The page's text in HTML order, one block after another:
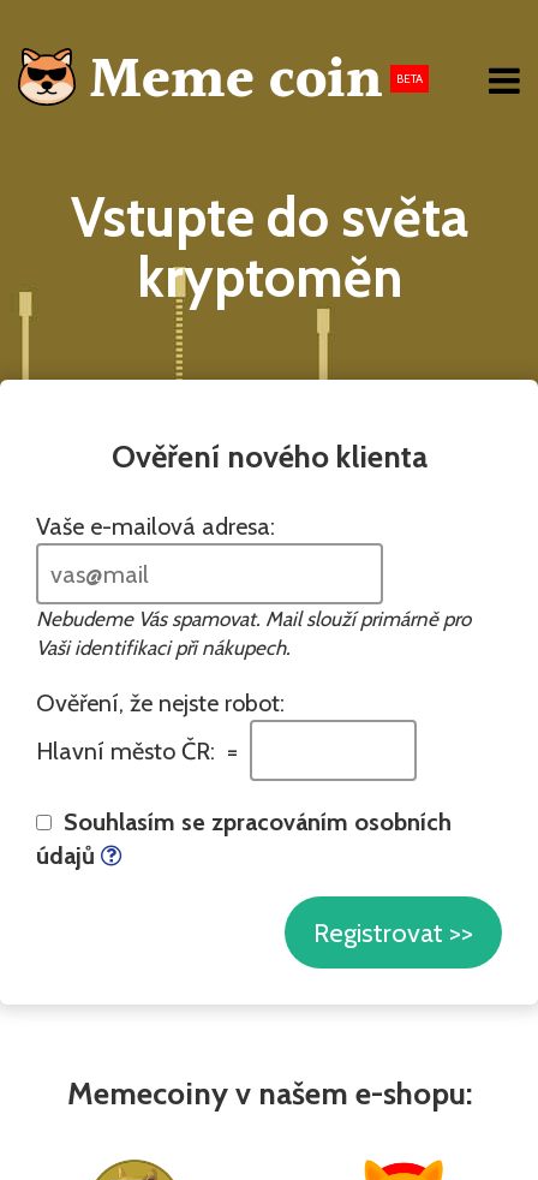
BETA
Vstupte do světa
kryptoměn
Ověření nového klienta
Vaše e-mailová adresa:
Nebudeme Vás spamovat. Mail slouží primárně pro
Vaši identifikaci při nákupech.
Ověření, že nejste robot:
Hlavní město ČR: =
Souhlasím se zpracováním osobních
údajů
Memecoiny v našem e-shopu: